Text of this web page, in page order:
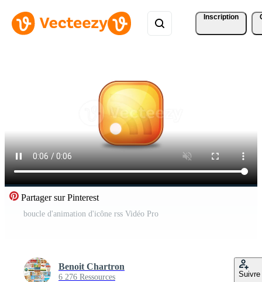
Inscription
Partager sur Pinterest
boucle d'animation d'icône rss Vidéo Pro
Benoit Chartron
6 276 Ressources Suivre